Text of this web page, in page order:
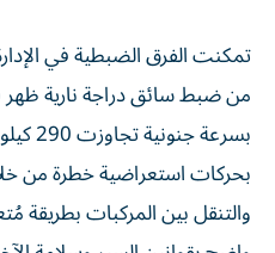
من ضبط سائق دراجة نارية
بسرعة
بحركات استعراضية خطرة من
والتنقل بين المركبات بطريقة
واضح بقوانين السير وسلامة